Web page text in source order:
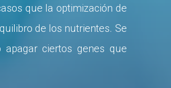
que la optimización de
de los nutrientes. Se
ciertos genes que